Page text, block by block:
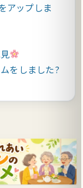
アップしま
をしました?